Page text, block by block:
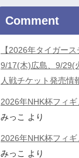
Comment
【2026年タイガー
9/17(木)広島、9/29(
人戦チケット発売情
2026年NHK杯フィ
みっこ より
2026年NHK杯フィ
みっこ より